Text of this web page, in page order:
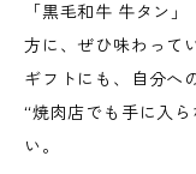
「黒毛和牛 牛タン
方に、ぜひ味わって
ギフトにも、自分へ
“焼肉店でも手に入
い。